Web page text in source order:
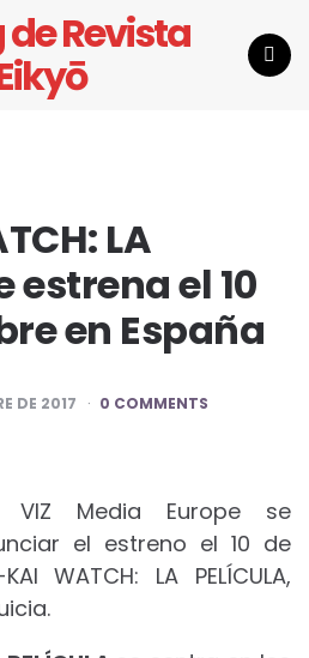
de Revista
LA
estrena el 10
en España
DE 2017 0 COMMENTS
VIZ Media Europe se
el estreno el 10 de
WATCH: LA PELÍCULA,